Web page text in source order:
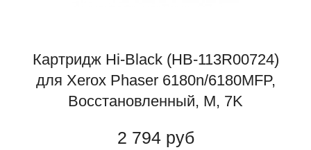
Картридж Hi-Black (HB-113R00724)
для Xerox Phaser 6180n/6180MFP,
Восстановленный, M, 7K
2 794 руб